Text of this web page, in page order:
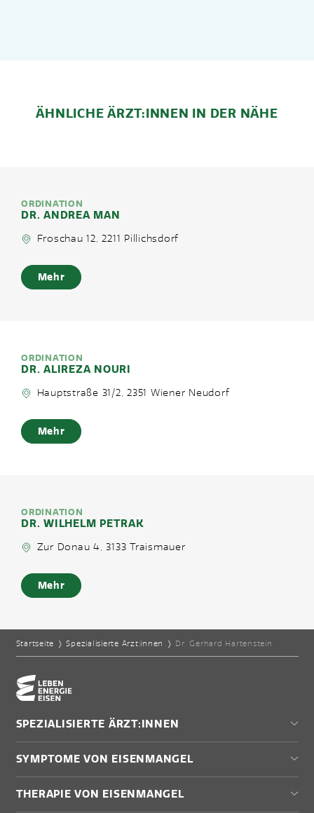
ÄHNLICHE ÄRZT:INNEN IN DER NÄHE
ORDINATION
DR. ANDREA MAN
Froschau 12, 2211 Pillichsdorf
Mehr
ORDINATION
DR. ALIREZA NOURI
Hauptstraße 31/2, 2351 Wiener Neudorf
Mehr
ORDINATION
DR. WILHELM PETRAK
Zur Donau 4, 3133 Traismauer
Mehr
Startseite ❭Spezialisierte Ärzt:innen ❭ Dr. Gerhard Hartenstein
Home-Eisencheck
SPEZIALISIERTE ÄRZT:INNEN
Niederösterreich
Burgenland
Steiermark
SYMPTOME VON EISENMANGEL
Antriebslosigkeit
THERAPIE VON EISENMANGEL